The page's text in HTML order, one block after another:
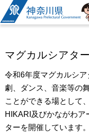
神奈川県
マグカルシアタ
令和6年度マグカルシ
劇、ダンス、音楽等の
ことができる場として
HIKARI及びかながわア
ターを開催しています。